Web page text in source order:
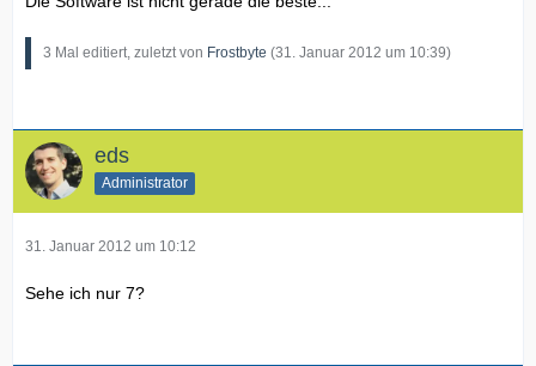
3 Mal editiert, zuletzt von Frostbyte (31. Januar 2012 um 10:39)
eds
Administrator
31. Januar 2012 um 10:12
Sehe ich nur 7?